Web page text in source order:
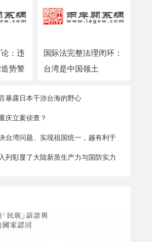
：违
势警
国际法完整法理闭环：
台湾是中国领土
暴露日本干涉台海的野心
庆立案侦查？
台湾问题、实现祖国统一，越有利于
列彰显了大陆新质生产力与国防实力